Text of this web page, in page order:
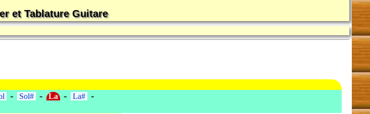
et Tablature Guitare
- Sol# - La - La# -